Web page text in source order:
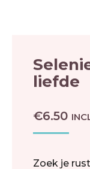
liefde
€6.50
Zoek je